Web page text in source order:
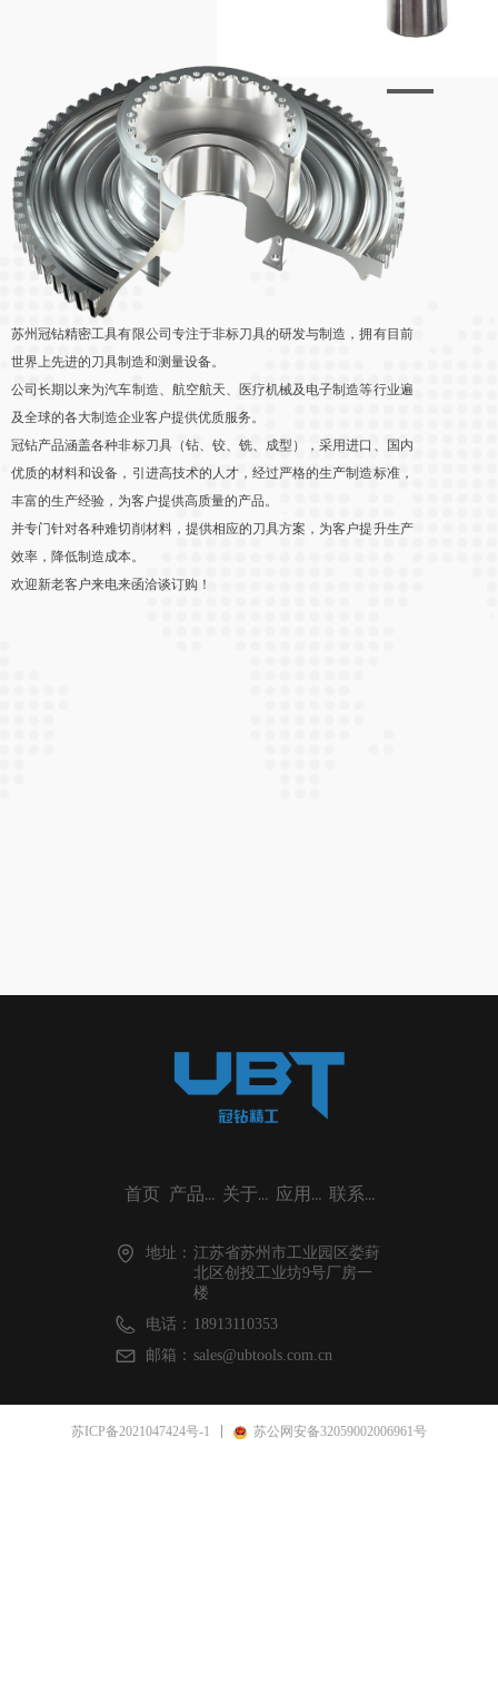
苏州冠钻精密工具有限公司专注于非标刀具的研发与制造，拥有目前
世界上先进的刀具制造和测量设备。
公司长期以来为汽车制造、航空航天、医疗机械及电子制造等行业遍
及全球的各大制造企业客户提供优质服务。
冠钻产品涵盖各种非标刀具（钻、铰、铣、成型），采用进口、国内
优质的材料和设备，引进高技术的人才，经过严格的生产制造标准，
丰富的生产经验，为客户提供高质量的产品。
并专门针对各种难切削材料，提供相应的刀具方案，为客户提升生产
效率，降低制造成本。
欢迎新老客户来电来函洽谈订购！
地址： 江苏省苏州市工业园区娄葑
北区创投工业坊9号厂房一
楼
电话： 18913110353
邮箱： sales@ubtools.com.cn
首页 产品中心 关于冠钻 应用案例 联系我们
苏ICP备2021047424号-1 苏公网安备32059002006961号